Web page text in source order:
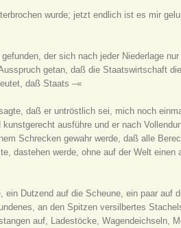
wurde; jetzt endlich ist es mir
der sich nach jeder Niederlage
getan, daß die Staatswirtschaft
daß Staats –«
daß er untröstlich sei, mich noch
ausführe und er nach
Schrecken gewahr werde, daß alle
dastehen werde, ohne auf der Welt einen
Dutzend auf die Scheune, ein paar auf
an den Spitzen versilbertes
auf, Ladestöcke, Wagendeichseln,